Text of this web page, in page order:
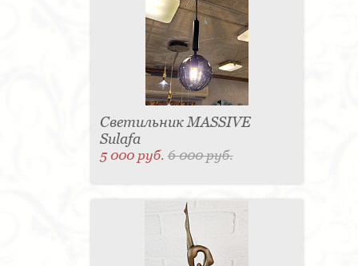
Светильник MASSIVE
Sulafa
5 000 руб.6 000 руб.